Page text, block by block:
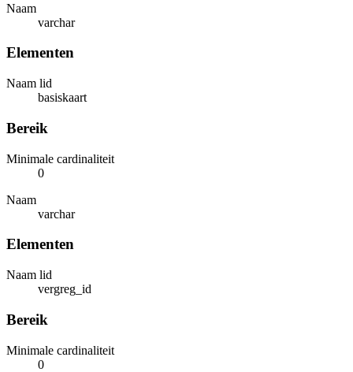
Naam
varchar
Elementen
Naam lid
basiskaart
Bereik
Minimale cardinaliteit
0
Naam
varchar
Elementen
Naam lid
vergreg_id
Bereik
Minimale cardinaliteit
0